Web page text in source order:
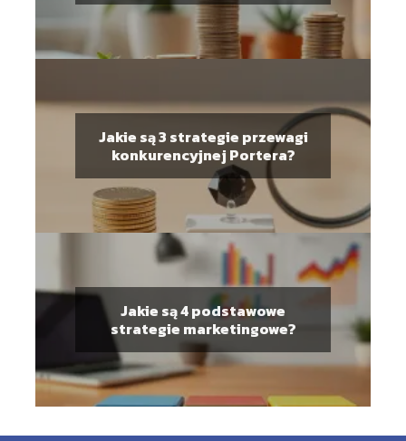
Jakie są 3 strategie przewagi
konkurencyjnej Portera?
Jakie są 4 podstawowe
strategie marketingowe?